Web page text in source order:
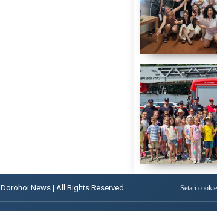
Dorohoi News | All Rights Reserved Setari